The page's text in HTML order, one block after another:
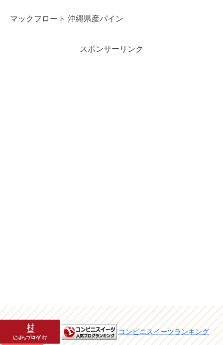
マックフロート 沖縄県産パイン
スポンサーリンク
コンビニスイーツランキング